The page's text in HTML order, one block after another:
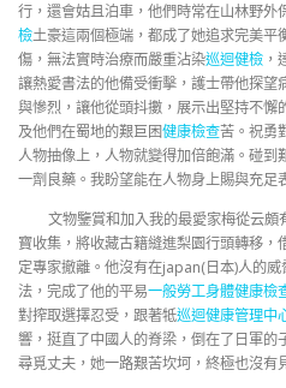
行，還會姑且泊車，他們時常在山林野外
檢土豪這兩個極端，都成了她追求完美平
傷，無法實時治療而嚴重沾染巡迴健檢
讓熱愛書法的他備受衝擊，護士帶他探
與慘烈，讓他從頭抖擻，展示出堅持不
及他們在蜀地的艱巨困健康檢查苦。祝勇
人物抽像上，人物就變得加倍飽滿。碰
一劑良藥。我盼望能在人物身上賜與充足
文物鑒賞和加入我的最愛家梅從云
寶收集，將收藏古籍縫進梨園行頭轉移，
定專家撤離。他沒有在japan(日本)人的
法，完成了他的平易一般勞工身體健康檢
對搾取選擇忍受，跟著牴巡迴健康管理中
響，挺直了中國人的脊梁，倒在了日軍
尋覓丈夫，她一路艱苦坎坷，終極也沒有